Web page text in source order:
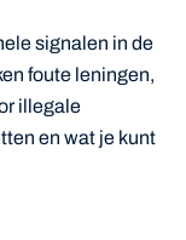
signalen in de
foute leningen,
illegale
en wat je kunt